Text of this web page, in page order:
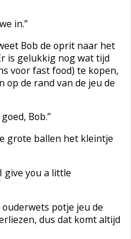
in.”
Bob de oprit naar het
is gelukkig nog wat tijd
voor fast food) te kopen,
op de rand van de jeu de
Bob.”
grote ballen het kleintje
give you a little
potje jeu de
dus dat komt altijd